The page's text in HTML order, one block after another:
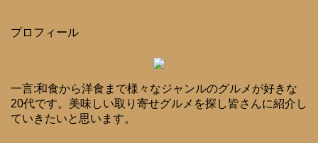
プロフィール
一言:和食から洋食まで様々なジャンルのグルメが好きな
20代です。美味しい取り寄せグルメを探し皆さんに紹介し
ていきたいと思います。